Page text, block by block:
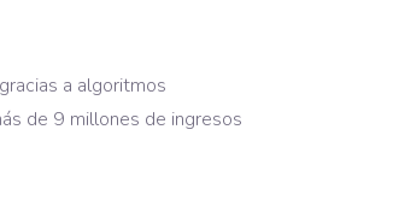
a algoritmos
de 9 millones de ingresos